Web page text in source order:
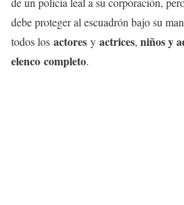
debe proteger al escuadrón bajo su
todos los actores y actrices, niños y
elenco completo.